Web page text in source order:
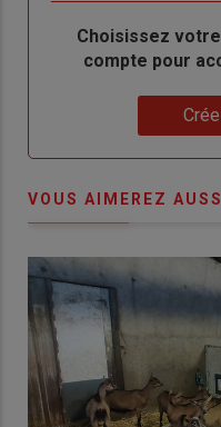
BodyChoisissez
compte pour
VOUS AIMEREZ AUSSI